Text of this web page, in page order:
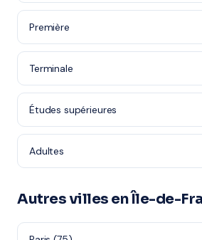
Première
Terminale
Études supérieures
Adultes
Autres villes en Île-de-